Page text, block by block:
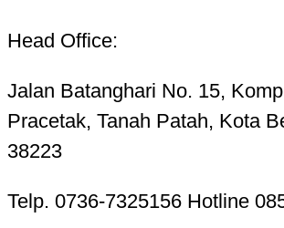
Head Office:
Jalan Batanghari No. 15,
Pracetak, Tanah Patah, Kota
38223
Telp. 0736-7325156 Hotline